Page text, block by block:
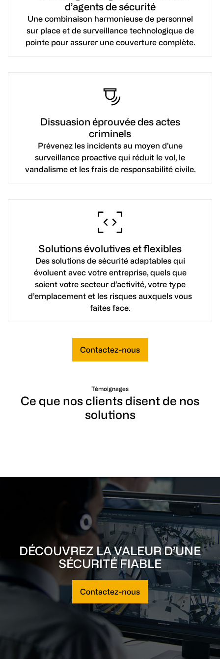
d’agents de sécurité
Une combinaison harmonieuse de personnel
sur place et de surveillance technologique de
pointe pour assurer une couverture complète.
Dissuasion éprouvée des actes
criminels
Prévenez les incidents au moyen d’une
surveillance proactive qui réduit le vol, le
vandalisme et les frais de responsabilité civile.
Solutions évolutives et flexibles
Des solutions de sécurité adaptables qui
évoluent avec votre entreprise, quels que
soient votre secteur d’activité, votre type
d’emplacement et les risques auxquels vous
faites face.
Contactez-nous
Témoignages
Ce que nos clients disent de nos
solutions
DÉCOUVREZ LA VALEUR D’UNE
SÉCURITÉ FIABLE
Contactez-nous